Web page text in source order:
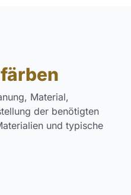
Material,
der benötigten
und typische